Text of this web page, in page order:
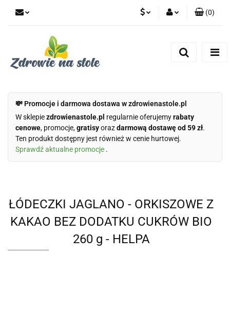
(0)
💸 Promocje i darmowa dostawa w zdrowienastole.pl
W sklepiezdrowienastole.pl regularnie oferujemyrabaty
cenowe, promocje,gratisyorazdarmową dostawę od 59 zł.
Ten produkt dostępny jest również w cenie hurtowej.
Sprawdź aktualne promocje .
ŁÓDECZKI JAGLANO - ORKISZOWE Z
KAKAO BEZ DODATKU CUKRÓW BIO
260 g - HELPA